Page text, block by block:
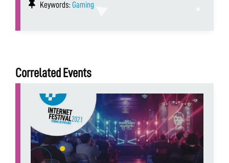
Keywords: Gaming
Correlated Events